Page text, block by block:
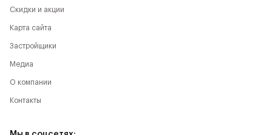
Скидки и акции
Карта сайта
Застройщики
Медиа
О компании
Контакты